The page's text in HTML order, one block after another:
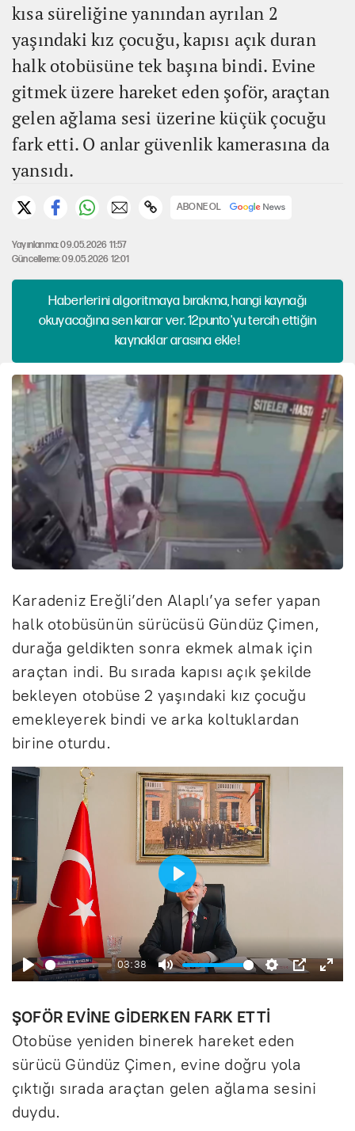
kısa süreliğine yanından ayrılan 2
yaşındaki kız çocuğu, kapısı açık duran
halk otobüsüne tek başına bindi. Evine
gitmek üzere hareket eden şoför, araçtan
gelen ağlama sesi üzerine küçük çocuğu
fark etti. O anlar güvenlik kamerasına da
yansıdı.
ABONE OL
Yayınlanma: 09.05.2026 11:57
Güncelleme: 09.05.2026 12:01
Haberlerini algoritmaya bırakma, hangi kaynağı
okuyacağına sen karar ver. 12punto'yu tercih ettiğin
kaynaklar arasına ekle!
Karadeniz Ereğli’den Alaplı’ya sefer yapan
halk otobüsünün sürücüsü Gündüz Çimen,
durağa geldikten sonra ekmek almak için
araçtan indi. Bu sırada kapısı açık şekilde
bekleyen otobüse 2 yaşındaki kız çocuğu
emekleyerek bindi ve arka koltuklardan
birine oturdu.
B
a
ş
l
a
t
03:38
S
e
s
s
A
a
r
l
P
E
B
a
ş
l
ŞOFÖR EVİNE GİDERKEN FARK ETTİ
Otobüse yeniden binerek hareket eden
sürücü Gündüz Çimen, evine doğru yola
çıktığı sırada araçtan gelen ağlama sesini
duydu.